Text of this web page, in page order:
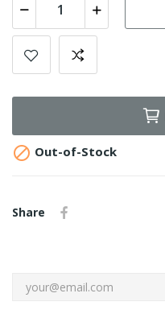
 Out-of-Stock
Share